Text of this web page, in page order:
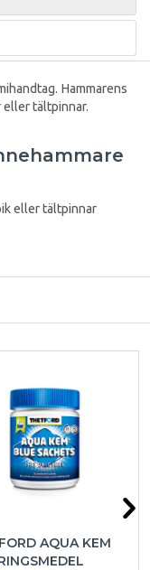
Hammarens
eller tältpinnar.
eller tältpinnar
AQUA KEM